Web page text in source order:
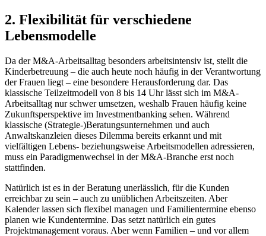
2. Flexibilität für verschiedene
Lebensmodelle
Da der M&A-Arbeitsalltag besonders arbeitsintensiv ist, stellt die
Kinderbetreuung – die auch heute noch häufig in der Verantwortung
der Frauen liegt – eine besondere Herausforderung dar. Das
klassische Teilzeitmodell von 8 bis 14 Uhr lässt sich im M&A-
Arbeitsalltag nur schwer umsetzen, weshalb Frauen häufig keine
Zukunftsperspektive im Investmentbanking sehen. Während
klassische (Strategie-)Beratungsunternehmen und auch
Anwaltskanzleien dieses Dilemma bereits erkannt und mit
vielfältigen Lebens- beziehungsweise Arbeitsmodellen adressieren,
muss ein Paradigmenwechsel in der M&A-Branche erst noch
stattfinden.
Natürlich ist es in der Beratung unerlässlich, für die Kunden
erreichbar zu sein – auch zu unüblichen Arbeitszeiten. Aber
Kalender lassen sich flexibel managen und Familientermine ebenso
planen wie Kundentermine. Das setzt natürlich ein gutes
Projektmanagement voraus. Aber wenn Familien – und vor allem